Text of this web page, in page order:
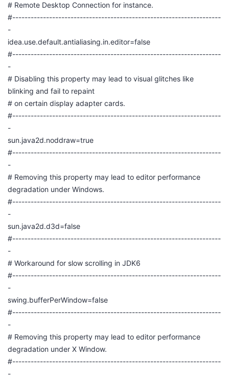
# Remote Desktop Connection for instance.
#--------------------------------------------------------------------
-
idea.use.default.antialiasing.in.editor=false
#--------------------------------------------------------------------
-
# Disabling this property may lead to visual glitches like
blinking and fail to repaint
# on certain display adapter cards.
#--------------------------------------------------------------------
-
sun.java2d.noddraw=true
#--------------------------------------------------------------------
-
# Removing this property may lead to editor performance
degradation under Windows.
#--------------------------------------------------------------------
-
sun.java2d.d3d=false
#--------------------------------------------------------------------
-
# Workaround for slow scrolling in JDK6
#--------------------------------------------------------------------
-
swing.bufferPerWindow=false
#--------------------------------------------------------------------
-
# Removing this property may lead to editor performance
degradation under X Window.
#--------------------------------------------------------------------
-